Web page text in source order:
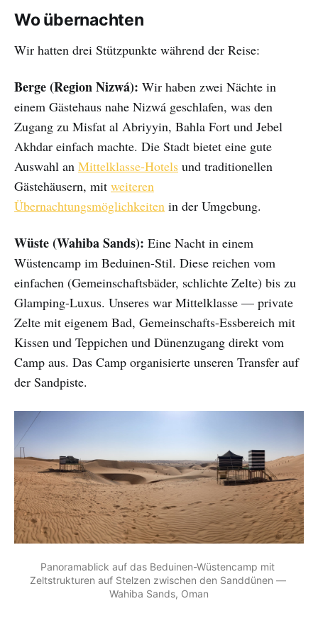
Wo übernachten
Wir hatten drei Stützpunkte während der Reise:
Berge (Region Nizwá): Wir haben zwei Nächte in
einem Gästehaus nahe Nizwá geschlafen, was den
Zugang zu Misfat al Abriyyin, Bahla Fort und Jebel
Akhdar einfach machte. Die Stadt bietet eine gute
Auswahl an Mittelklasse-Hotels und traditionellen
Gästehäusern, mit weiteren
Übernachtungsmöglichkeiten in der Umgebung.
Wüste (Wahiba Sands): Eine Nacht in einem
Wüstencamp im Beduinen-Stil. Diese reichen vom
einfachen (Gemeinschaftsbäder, schlichte Zelte) bis zu
Glamping-Luxus. Unseres war Mittelklasse — private
Zelte mit eigenem Bad, Gemeinschafts-Essbereich mit
Kissen und Teppichen und Dünenzugang direkt vom
Camp aus. Das Camp organisierte unseren Transfer auf
der Sandpiste.
Panoramablick auf das Beduinen-Wüstencamp mit
Zeltstrukturen auf Stelzen zwischen den Sanddünen —
Wahiba Sands, Oman